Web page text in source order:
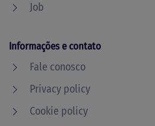
Job
Informações e contato
Fale conosco
Privacy policy
Cookie policy